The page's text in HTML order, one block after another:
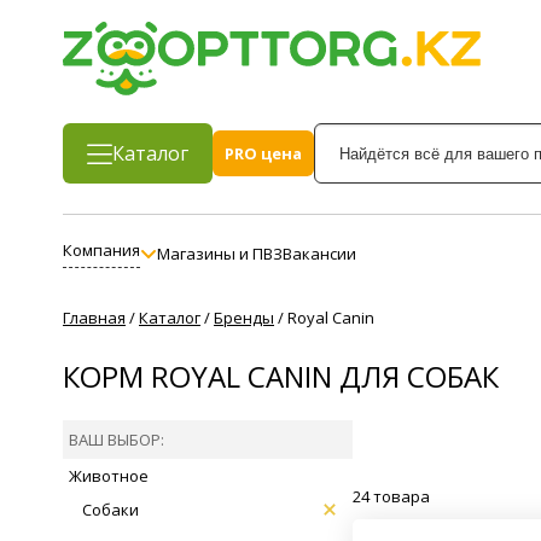
Каталог PRO цена
Компания Магазины и ПВЗВакансии
Главная /Каталог/Бренды /Royal Canin
КОРМ ROYAL CANIN ДЛЯ СОБАК
ВАШ ВЫБОР:
Животное
Собаки
24 товара